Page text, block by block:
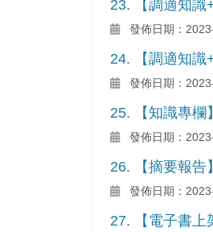
23. 【調適知識
發佈日期：
24. 【調適知識
發佈日期：
25. 【知識專欄
發佈日期：
26. 【摘要報告
發佈日期：
27. 【電子書上